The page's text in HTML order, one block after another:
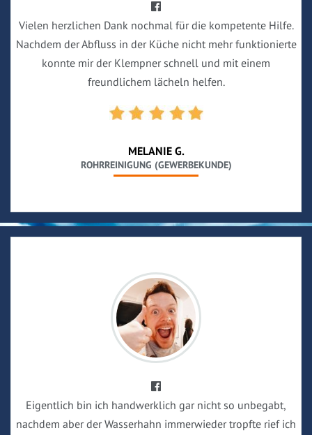
Vielen herzlichen Dank nochmal für die kompetente Hilfe.
Nachdem der Abfluss in der Küche nicht mehr funktionierte
konnte mir der Klempner schnell und mit einem
freundlichem lächeln helfen.
MELANIE G.
ROHRREINIGUNG (GEWERBEKUNDE)
Eigentlich bin ich handwerklich gar nicht so unbegabt,
nachdem aber der Wasserhahn immerwieder tropfte rief ich